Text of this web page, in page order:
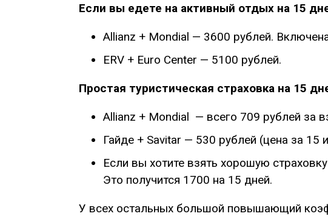
Если вы едете на активный отдых на 15
Allianz + Mondial — 3600 рублей.
ERV + Euro Center — 5100 рублей.
Простая туристическая страховка на 15
Allianz + Mondial — всего 709 рублей за
Гайде + Savitar — 530 рублей (цена за 15
Если вы хотите взять хорошую
Это получится 1700 на 15 дней.
У всех остальных большой повышающий